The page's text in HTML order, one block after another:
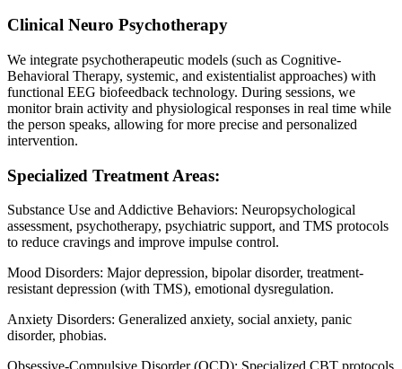
Clinical Neuro Psychotherapy
We integrate psychotherapeutic models (such as Cognitive-
Behavioral Therapy, systemic, and existentialist approaches) with
functional EEG biofeedback technology. During sessions, we
monitor brain activity and physiological responses in real time while
the person speaks, allowing for more precise and personalized
intervention.
Specialized Treatment Areas:
Substance Use and Addictive Behaviors: Neuropsychological
assessment, psychotherapy, psychiatric support, and TMS protocols
to reduce cravings and improve impulse control.
Mood Disorders: Major depression, bipolar disorder, treatment-
resistant depression (with TMS), emotional dysregulation.
Anxiety Disorders: Generalized anxiety, social anxiety, panic
disorder, phobias.